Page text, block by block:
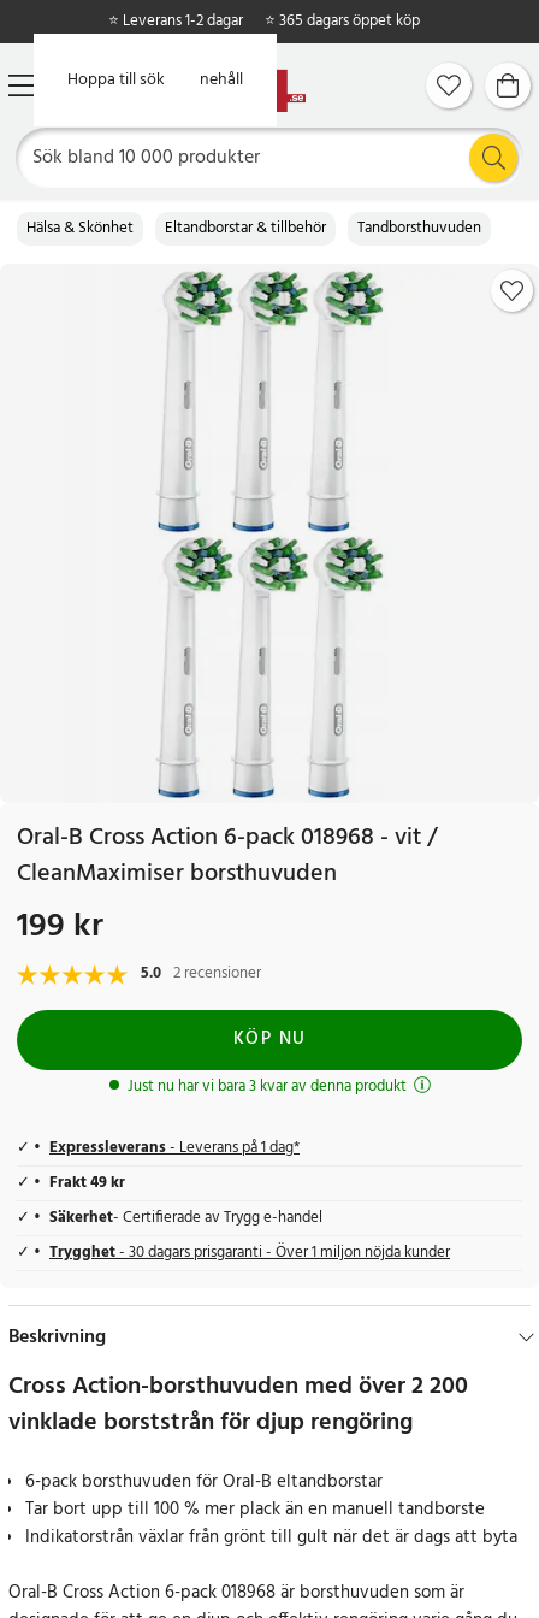
Hoppa till huvudinnehåll
Hoppa till sök
⭐ Leverans 1-2 dagar ⭐ 365 dagars öppet köp
Hälsa & Skönhet Eltandborstar & tillbehör Tandborsthuvuden
Oral-B Cross Action 6-pack 018968 - vit /
CleanMaximiser borsthuvuden
Pris:199 kr
199 kr
5.0 2 recensioner
KÖP NU
Just nu har vi bara 3 kvar av denna produkt
Expressleverans- Leverans på 1 dag*
Frakt 49 kr
Säkerhet- Certifierade av Trygg e-handel
Trygghet- 30 dagars prisgaranti - Över 1 miljon nöjda kunder
Beskrivning
Cross Action-borsthuvuden med över 2 200
vinklade borststrån för djup rengöring
6-pack borsthuvuden för Oral-B eltandborstar
Tar bort upp till 100 % mer plack än en manuell tandborste
Indikatorstrån växlar från grönt till gult när det är dags att byta
Oral-B Cross Action 6-pack 018968 är borsthuvuden som är